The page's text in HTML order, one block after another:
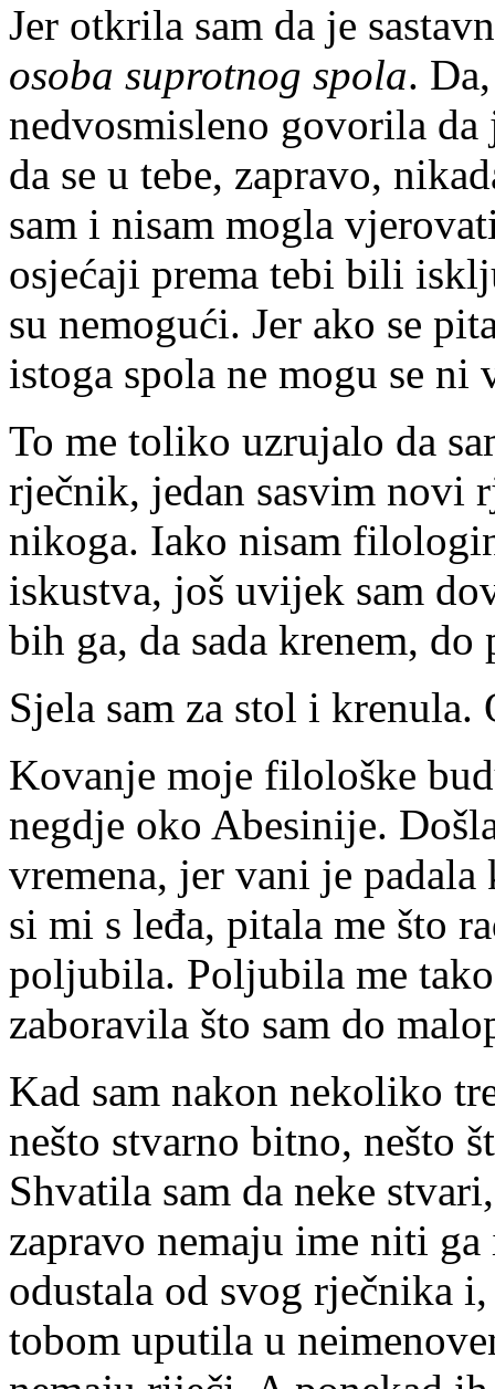
Jer otkrila sam da je
osoba suprotnog spola.
nedvosmisleno govorila
da se u tebe, zapravo,
sam i nisam mogla
osjećaji prema tebi bili
su nemogući. Jer ako se
istoga spola ne mogu se
To me toliko uzrujalo da
rječnik, jedan sasvim novi
nikoga. Iako nisam
iskustva, još uvijek sam
bih ga, da sada krenem,
Sjela sam za stol i krenula.
Kovanje moje filološke
negdje oko Abesinije.
vremena, jer vani je
si mi s leđa, pitala me što
poljubila. Poljubila me
zaboravila što sam do
Kad sam nakon nekoliko
nešto stvarno bitno, nešto
Shvatila sam da neke
zapravo nemaju ime niti
odustala od svog rječnika
tobom uputila u